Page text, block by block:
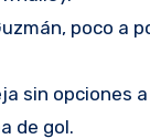
poco a
sin opciones
de gol.